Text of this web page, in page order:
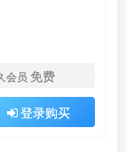
会员 免费
登录购买